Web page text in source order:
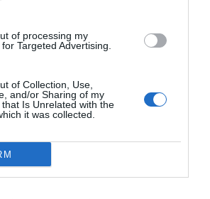
of processing my
Targeted Advertising.
of Collection, Use,
and/or Sharing of my
Is Unrelated with the
it was collected.
CORRUPCIÓN SANCHISTA
sanchista. Bolaños
año 2025 hasta seis veces
mientras se desarrollaba la
sobre la aerolínea